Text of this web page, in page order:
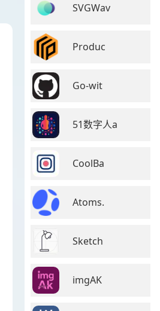
SVGWav
Produc
Go-wit
51数字人a
CoolBa
Atoms.
Sketch
imgAK